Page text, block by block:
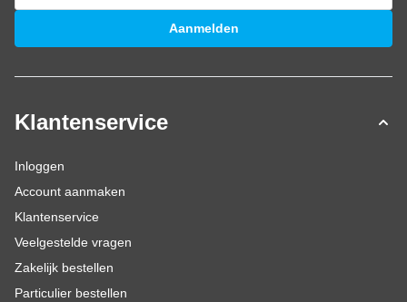
E-mailadres
Aanmelden
Klantenservice
Inloggen
Account aanmaken
Klantenservice
Veelgestelde vragen
Zakelijk bestellen
Particulier bestellen